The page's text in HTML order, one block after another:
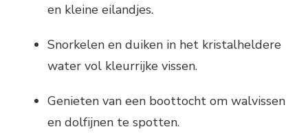
en kleine eilandjes.
Snorkelen en duiken in het kristalheldere
water vol kleurrijke vissen.
Genieten van een boottocht om walvissen
en dolfijnen te spotten.